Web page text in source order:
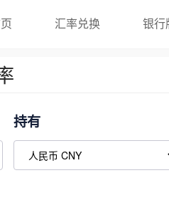
汇率兑换 银行
持有